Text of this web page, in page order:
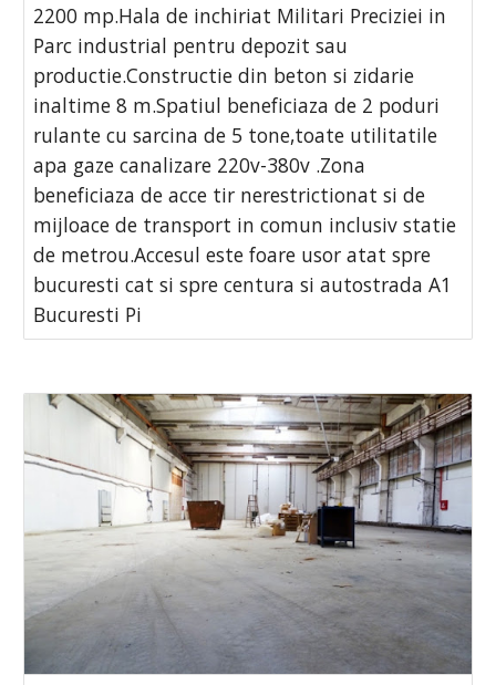
2200 mp.Hala de inchiriat Militari Preciziei in
Parc industrial pentru depozit sau
productie.Constructie din beton si zidarie
inaltime 8 m.Spatiul beneficiaza de 2 poduri
rulante cu sarcina de 5 tone,toate utilitatile
apa gaze canalizare 220v-380v .Zona
beneficiaza de acce tir nerestrictionat si de
mijloace de transport in comun inclusiv statie
de metrou.Accesul este foare usor atat spre
bucuresti cat si spre centura si autostrada A1
Bucuresti Pi